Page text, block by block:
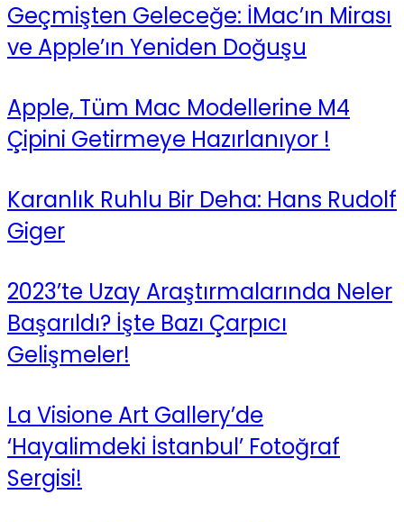
Geçmişten Geleceğe: İMac’ın Mirası
ve Apple’ın Yeniden Doğuşu
Apple, Tüm Mac Modellerine M4
Çipini Getirmeye Hazırlanıyor !
Karanlık Ruhlu Bir Deha: Hans Rudolf
Giger
2023’te Uzay Araştırmalarında Neler
Başarıldı? İşte Bazı Çarpıcı
Gelişmeler!
La Visione Art Gallery’de
‘Hayalimdeki İstanbul’ Fotoğraf
Sergisi!